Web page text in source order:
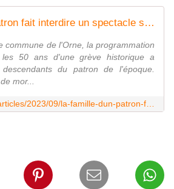
La famille d'un patron fait interdire un spectacle sur la mémoire ouvrière
commune de l'Orne, la programmation
50 ans d'une grève historique a
du patron de l'époque.
mor...